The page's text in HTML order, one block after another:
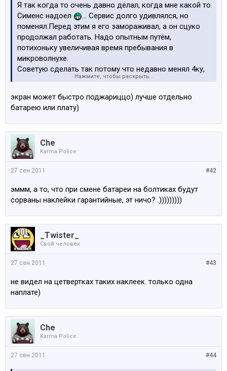
Я так когда то очень давно делал, когда мне какой то
Сименс надоел
... Сервис долго удивлялся, но
поменял.Перед этим я его замораживал, а он сцуко
продолжал работать. Надо опытным путём,
потихоньку увеличивая время пребывания в
микроволнухе.
Советую сделать так потому что недавно менял 4ку,
новую из коробки со вздувшимся по дороге акком,
Тут конечно вопрос очень творческий, может
попробовать весь аппарат включённый засунуть.
Все махинации с аппаратом делаете на свой страх и
риск
Нажмите, чтобы раскрыть...
экран может быстро поджариццо) лучше отдельно
батарею или плату)
Che
Karma Police
#42
27 сен 2011
эммм, а то, что при смене батареи на болтиках будут
сорваны наклейки гарантийные, эт ничо? .)))))))))
_Twister_
Свой человек
#43
27 сен 2011
не видел на цетвертках таких наклеек. только одна
наплате)
Che
Karma Police
#44
27 сен 2011